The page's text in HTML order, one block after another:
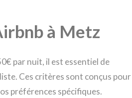
à Metz
par nuit, il est essentiel de
Ces critères sont conçus pour
préférences spécifiques.